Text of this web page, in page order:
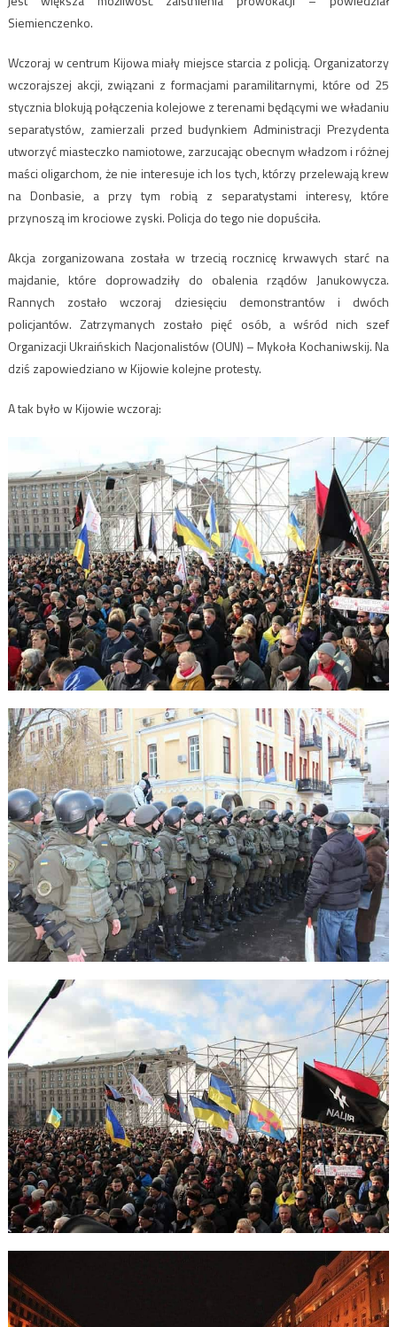
Siemienczenko.
Wczoraj w centrum Kijowa miały miejsce starcia z policją. Organizatorzy
wczorajszej akcji, związani z formacjami paramilitarnymi, które od 25
stycznia blokują połączenia kolejowe z terenami będącymi we władaniu
separatystów, zamierzali przed budynkiem Administracji Prezydenta
utworzyć miasteczko namiotowe, zarzucając obecnym władzom i różnej
maści oligarchom, że nie interesuje ich los tych, którzy przelewają krew
na Donbasie, a przy tym robią z separatystami interesy, które
przynoszą im krociowe zyski. Policja do tego nie dopuściła.
Akcja zorganizowana została w trzecią rocznicę krwawych starć na
majdanie, które doprowadziły do obalenia rządów Janukowycza.
Rannych zostało wczoraj dziesięciu demonstrantów i dwóch
policjantów. Zatrzymanych zostało pięć osób, a wśród nich szef
Organizacji Ukraińskich Nacjonalistów (OUN) – Mykoła Kochaniwskij. Na
dziś zapowiedziano w Kijowie kolejne protesty.
A tak było w Kijowie wczoraj: